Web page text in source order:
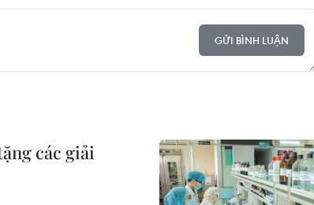
GỬI BÌNH LUẬN
các giải